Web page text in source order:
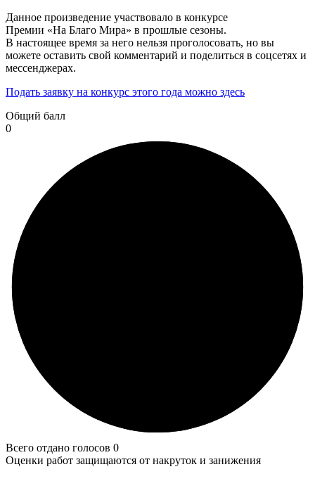
Данное произведение участвовало в конкурсе
Премии «На Благо Мира» в прошлые сезоны.
В настоящее время за него нельзя проголосовать, но вы
можете оставить свой комментарий и поделиться в соцсетях и
мессенджерах.
Подать заявку на конкурс этого года можно здесь
Общий балл
0
Всего отдано голосов 0
Оценки работ защищаются от накруток и занижения